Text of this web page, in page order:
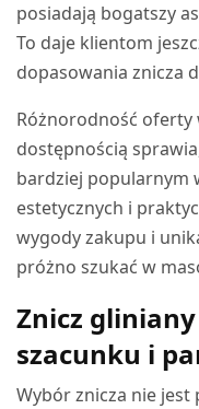
posiadają bogatszy
To daje klientom
dopasowania znicza
Różnorodność oferty
dostępnością
bardziej popularnym
estetycznych i
wygody zakupu i
próżno szukać w
Znicz
szacunku i
Wybór znicza nie